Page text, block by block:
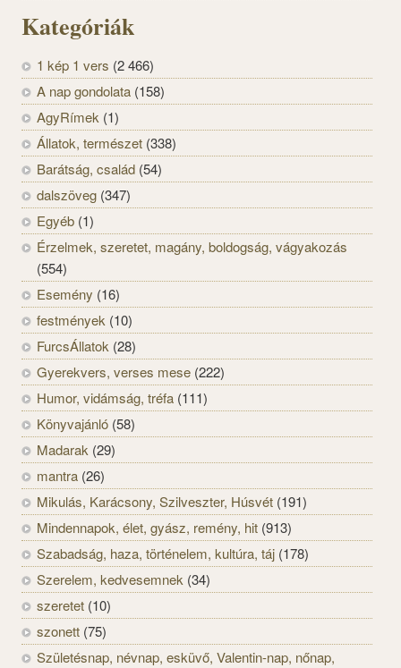
Kategóriák
1 kép 1 vers (2 466)
A nap gondolata (158)
AgyRímek (1)
Állatok, természet (338)
Barátság, család (54)
dalszöveg (347)
Egyéb (1)
Érzelmek, szeretet, magány, boldogság, vágyakozás
(554)
Esemény (16)
festmények (10)
FurcsÁllatok (28)
Gyerekvers, verses mese (222)
Humor, vidámság, tréfa (111)
Könyvajánló (58)
Madarak (29)
mantra (26)
Mikulás, Karácsony, Szilveszter, Húsvét (191)
Mindennapok, élet, gyász, remény, hit (913)
Szabadság, haza, történelem, kultúra, táj (178)
Szerelem, kedvesemnek (34)
szeretet (10)
szonett (75)
Születésnap, névnap, esküvő, Valentin-nap, nőnap,